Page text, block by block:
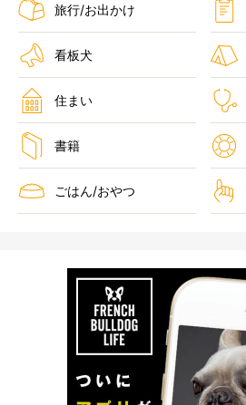
旅行/お出かけ
看板犬
住まい
書籍
ごはん/おやつ